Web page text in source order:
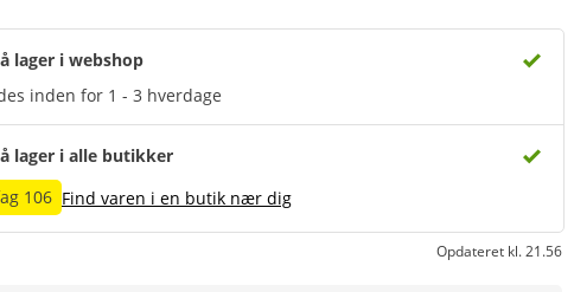
lager i webshop
inden for 1 - 3 hverdage
lager i alle butikker
106 Find varen i en butik nær dig
Opdateret kl. 21.56